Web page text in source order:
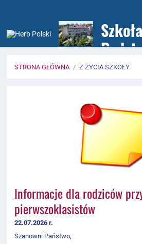
Szkoła
7
im.
STRONA GŁÓWNA / Z ŻYCIA SZKOŁY
Informacje dla rodziców
pierwszoklasistów
22.07.2026 r.
Szanowni Państwo,